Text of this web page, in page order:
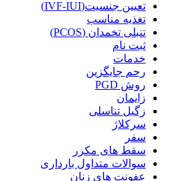
تعیین جنسیت(IVF-IUI)
تغذیه مناسب
تنبلی تخمدان (PCOS)
ثبت نام
خدمات
رحم جایگزین
روش PGD
زایمان
زگیل تناسلی
سرکلاژ
سفر
سقط های مکرر
سوالات متداول بارداری
عفونت های زنان